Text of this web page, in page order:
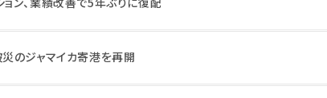
災のジャマイカ寄港を再開